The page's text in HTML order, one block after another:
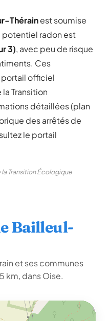
Thérainest soumise
potentiel radon est
3), avec peu de risque
Ces
portail officiel
Transition
détaillées (plan
des arrêtés de
le portail
Transition Écologique
Bailleul-
et ses communes
km, dans Oise.